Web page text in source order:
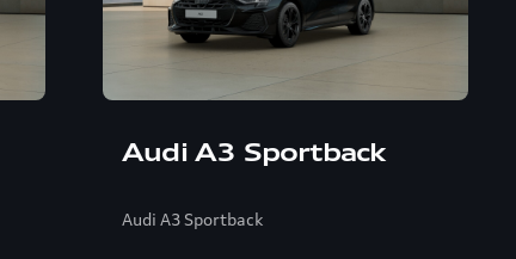
Audi A3 Sportback
Audi A3 Sportback